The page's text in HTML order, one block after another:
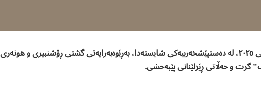
هەولێر، ئەربیل لایف: پێنجشەممە، ٩ی تشرینی یەکەمی ٢٠٢٥، لە دەستپێشخەرییەکی شایستەدا، بەڕێوەبەرایەتی گشتی ڕۆشنبیری و هونەری
گرت و خەڵاتی ڕێزلێنانی پێبەخشی.